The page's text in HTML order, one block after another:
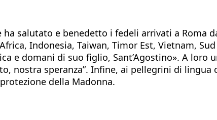
salutato e benedetto i fedeli arrivati a Roma
Indonesia, Taiwan, Timor Est, Vietnam,
e domani di suo figlio, Sant’Agostino». A
nostra speranza”. Infine, ai pellegrini di
della Madonna.